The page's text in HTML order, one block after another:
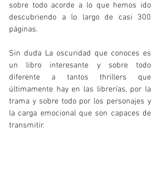
sobre todo acorde a lo que hemos ido
descubriendo a lo largo de casi 300
páginas.
Sin duda La oscuridad que conoces es
un libro interesante y sobre todo
diferente a tantos thrillers que
últimamente hay en las librerías, por la
trama y sobre todo por los personajes y
la carga emocional que son capaces de
transmitir.